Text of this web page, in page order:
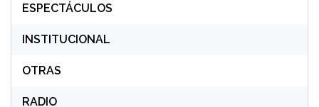
ESPECTÁCULOS
INSTITUCIONAL
OTRAS
RADIO